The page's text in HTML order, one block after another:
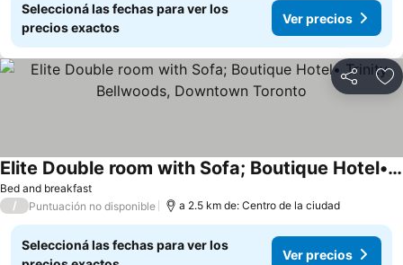
Seleccioná las fechas para ver los
precios exactos
Ver precios
Compartir
Bed and breakfast
Elite Double room with Sofa; Boutique Hotel• Trinity Bellwoods, Downtown Toronto
/ Puntuación no disponible a 2.5 km de: Centro de la ciudad
Seleccioná las fechas para ver los
Ver precios